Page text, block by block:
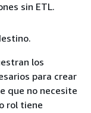
sin ETL.
los
para crear
que no necesite
rol tiene